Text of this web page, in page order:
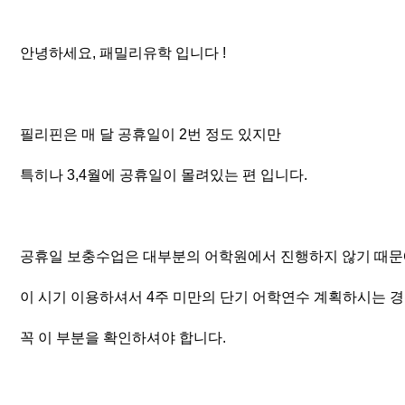
안녕하세요, 패밀리유학 입니다 !
필리핀은 매 달 공휴일이 2번 정도 있지만
특히나 3,4월에 공휴일이 몰려있는 편 입니다.
공휴일 보충수업은 대부분의 어학원에서 진행하지 않기 때문
이 시기 이용하셔서 4주 미만의 단기 어학연수 계획하시는
꼭 이 부분을 확인하셔야 합니다.